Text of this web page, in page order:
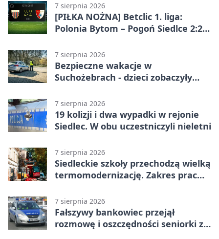
7 sierpnia 2026
[PIŁKA NOŻNA] Betclic 1. liga:
Polonia Bytom – Pogoń Siedlce 2:2.
emocjonującej końcówce
7 sierpnia 2026
Bezpieczne wakacje w
Suchożebrach - dzieci zobaczyły
7 sierpnia 2026
19 kolizji i dwa wypadki w rejonie
Siedlec. W obu uczestniczyli nieletni
7 sierpnia 2026
Siedleckie szkoły przechodzą wielką
termomodernizację. Zakres prac
7 sierpnia 2026
Fałszywy bankowiec przejął
rozmowę i oszczędności seniorki z